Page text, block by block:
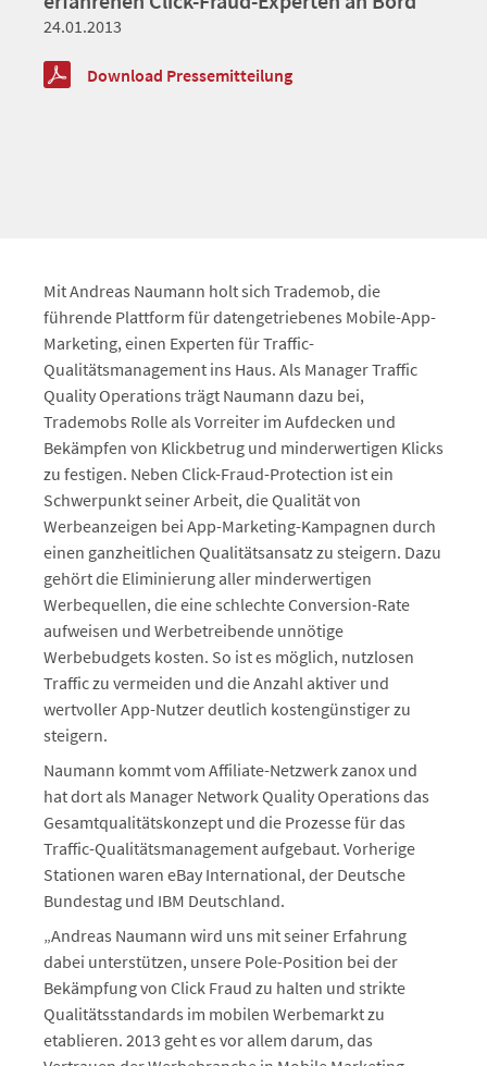
24.01.2013
Download Pressemitteilung
Mit Andreas Naumann holt sich Trademob, die
führende Plattform für datengetriebenes Mobile-App-
Marketing, einen Experten für Traffic-
Qualitätsmanagement ins Haus. Als Manager Traffic
Quality Operations trägt Naumann dazu bei,
Trademobs Rolle als Vorreiter im Aufdecken und
Bekämpfen von Klickbetrug und minderwertigen Klicks
zu festigen. Neben Click-Fraud-Protection ist ein
Schwerpunkt seiner Arbeit, die Qualität von
Werbeanzeigen bei App-Marketing-Kampagnen durch
einen ganzheitlichen Qualitätsansatz zu steigern. Dazu
gehört die Eliminierung aller minderwertigen
Werbequellen, die eine schlechte Conversion-Rate
aufweisen und Werbetreibende unnötige
Werbebudgets kosten. So ist es möglich, nutzlosen
Traffic zu vermeiden und die Anzahl aktiver und
wertvoller App-Nutzer deutlich kostengünstiger zu
steigern.
Naumann kommt vom Affiliate-Netzwerk zanox und
hat dort als Manager Network Quality Operations das
Gesamtqualitätskonzept und die Prozesse für das
Traffic-Qualitätsmanagement aufgebaut. Vorherige
Stationen waren eBay International, der Deutsche
Bundestag und IBM Deutschland.
„Andreas Naumann wird uns mit seiner Erfahrung
dabei unterstützen, unsere Pole-Position bei der
Bekämpfung von Click Fraud zu halten und strikte
Qualitätsstandards im mobilen Werbemarkt zu
etablieren. 2013 geht es vor allem darum, das